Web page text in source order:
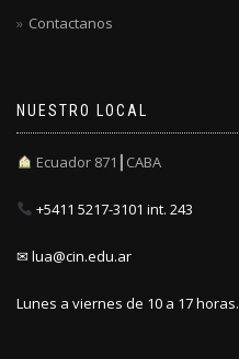
Contactanos
NUESTRO LOCAL
Ecuador 871┃CABA
+5411 5217-3101 int. 243
✉ lua@cin.edu.ar
Lunes a viernes de 10 a 17 horas.